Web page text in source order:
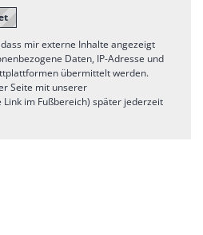
mir externe Inhalte angezeigt
Daten, IP-Adresse und
übermittelt werden.
Seite mit unserer
im Fußbereich) später jederzeit